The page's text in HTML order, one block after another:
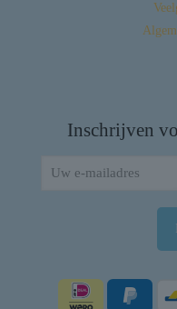
Inschrijven